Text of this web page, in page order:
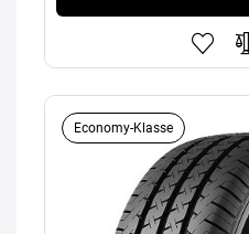
Economy-Klasse